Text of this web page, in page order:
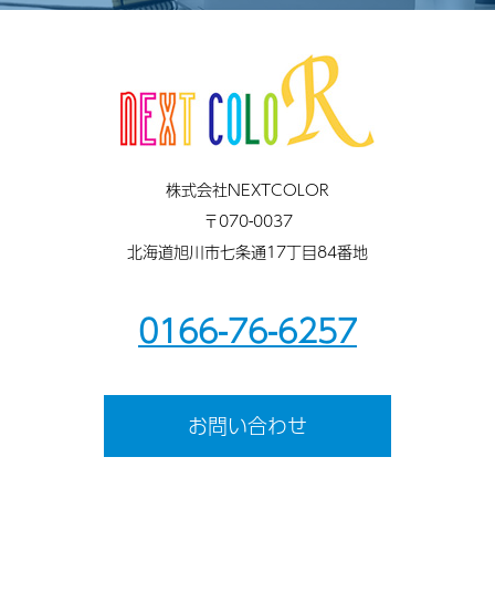
株式会社NEXTCOLOR
〒070-0037
北海道旭川市七条通17丁目84番地
0166-76-6257
お問い合わせ